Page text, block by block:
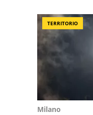
TERRITORIO
Milano